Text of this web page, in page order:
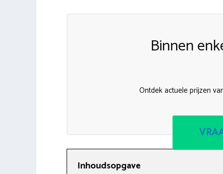
Binnen
Ontdek actuele prijzen
Inhoudsopgave